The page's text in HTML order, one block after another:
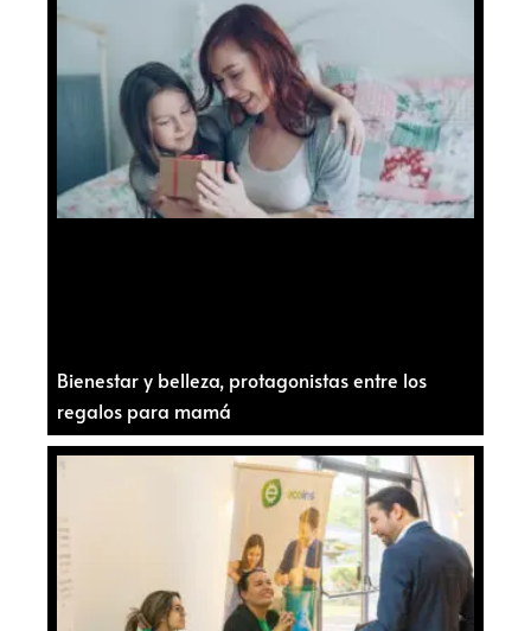
Bienestar y belleza, protagonistas entre los
regalos para mamá